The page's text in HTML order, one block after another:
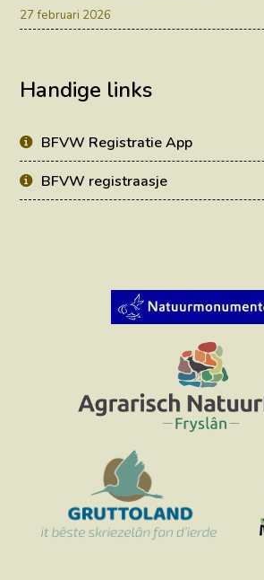
27 februari 2026
Handige links
BFVW Registratie App
BFVW registraasje